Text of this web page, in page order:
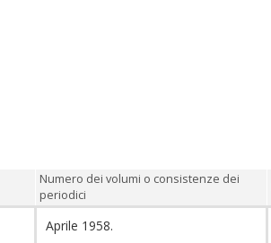
Numero dei volumi o consistenze dei
periodici
Aprile 1958.